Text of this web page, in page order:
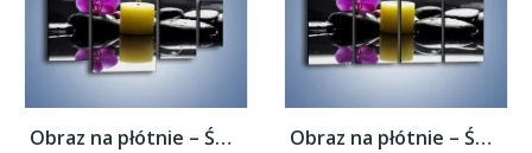
Obraz na płótnie – Świeca przed kwiatem –... Obraz na płótnie – Świeca przed kwiatem –...